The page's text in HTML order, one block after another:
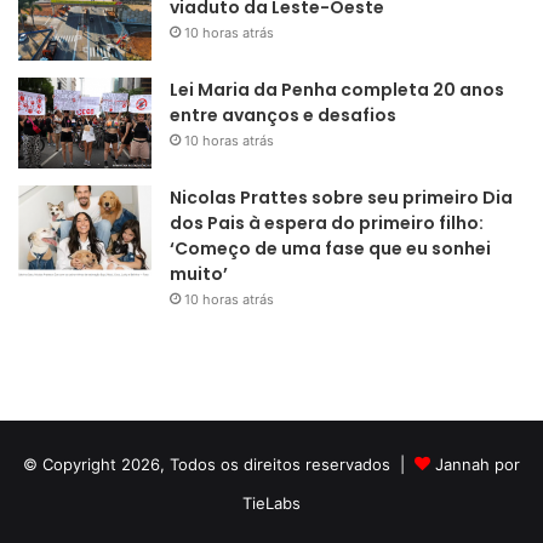
viaduto da Leste-Oeste
10 horas atrás
Lei Maria da Penha completa 20 anos
entre avanços e desafios
10 horas atrás
Nicolas Prattes sobre seu primeiro Dia
dos Pais à espera do primeiro filho:
‘Começo de uma fase que eu sonhei
muito’
10 horas atrás
© Copyright 2026, Todos os direitos reservados |
Jannah por
TieLabs